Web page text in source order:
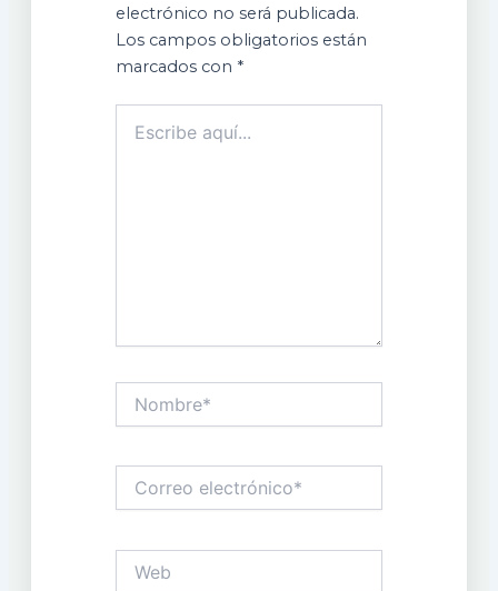
electrónico no será publicada.
Los campos obligatorios están
marcados con *
aquí...
electrónico*